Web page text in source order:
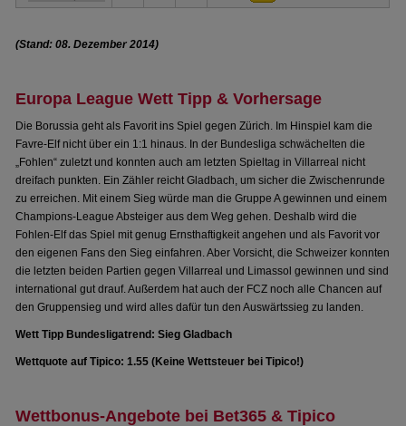
(Stand: 08. Dezember 2014)
Europa League Wett Tipp & Vorhersage
Die Borussia geht als Favorit ins Spiel gegen Zürich. Im Hinspiel kam die
Favre-Elf nicht über ein 1:1 hinaus. In der Bundesliga schwächelten die
„Fohlen“ zuletzt und konnten auch am letzten Spieltag in Villarreal nicht
dreifach punkten. Ein Zähler reicht Gladbach, um sicher die Zwischenrunde
zu erreichen. Mit einem Sieg würde man die Gruppe A gewinnen und einem
Champions-League Absteiger aus dem Weg gehen. Deshalb wird die
Fohlen-Elf das Spiel mit genug Ernsthaftigkeit angehen und als Favorit vor
den eigenen Fans den Sieg einfahren. Aber Vorsicht, die Schweizer konnten
die letzten beiden Partien gegen Villarreal und Limassol gewinnen und sind
international gut drauf. Außerdem hat auch der FCZ noch alle Chancen auf
den Gruppensieg und wird alles dafür tun den Auswärtssieg zu landen.
Wett Tipp Bundesligatrend: Sieg Gladbach
Wettquote auf Tipico: 1.55 (Keine Wettsteuer bei Tipico!)
Wettbonus-Angebote bei Bet365 & Tipico